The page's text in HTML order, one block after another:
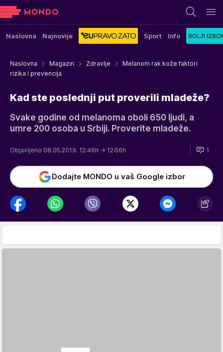
Naslovna Najnovije Sport Info
Naslovna Magazin Zdravlje
Melanom rak kože faktori
rizika i prevencija
Kad ste poslednji put proverili mladeže?
Svake godine od melanoma oboli 650 ljudi, a
umre 200 osoba u Srbiji. Proverite mladeže.
Objavljeno 08.05.2019. 12:46h → 12:56h 1
Dodajte MONDO u vaš Google izbor